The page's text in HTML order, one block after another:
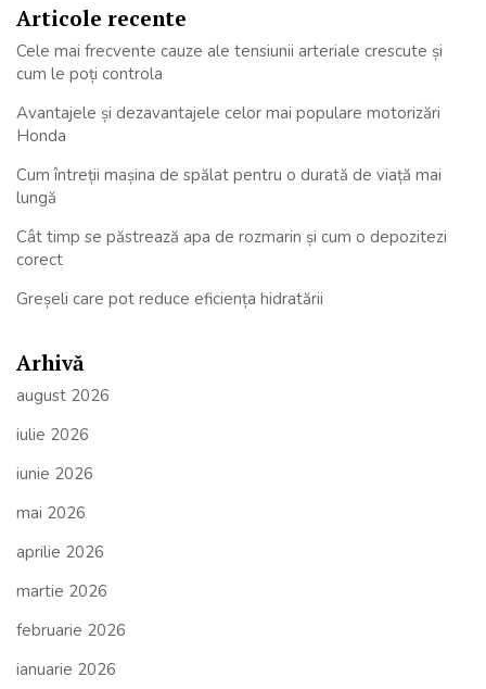
Articole recente
Cele mai frecvente cauze ale tensiunii arteriale crescute și
cum le poți controla
Avantajele și dezavantajele celor mai populare motorizări
Honda
Cum întreții mașina de spălat pentru o durată de viață mai
lungă
Cât timp se păstrează apa de rozmarin și cum o depozitezi
corect
Greșeli care pot reduce eficiența hidratării
Arhivă
august 2026
iulie 2026
iunie 2026
mai 2026
aprilie 2026
martie 2026
februarie 2026
ianuarie 2026